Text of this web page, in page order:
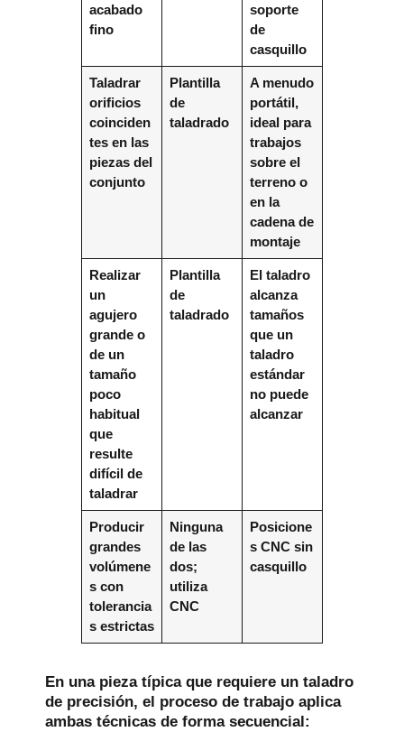
acabado
fino
soporte
de
casquillo
Taladrar
orificios
coinciden
tes en las
piezas del
conjunto
Plantilla
de
taladrado
A menudo
portátil,
ideal para
trabajos
sobre el
terreno o
en la
cadena de
montaje
Realizar
un
agujero
grande o
de un
tamaño
poco
habitual
que
resulte
difícil de
taladrar
Plantilla
de
taladrado
El taladro
alcanza
tamaños
que un
taladro
estándar
no puede
alcanzar
Producir
grandes
volúmene
s con
tolerancia
s estrictas
Ninguna
de las
dos;
utiliza
CNC
Posicione
s CNC sin
casquillo
En una pieza típica que requiere un taladro
de precisión, el proceso de trabajo aplica
ambas técnicas de forma secuencial: